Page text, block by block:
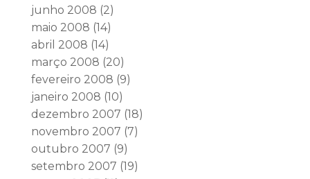
junho 2008 (2)
maio 2008 (14)
abril 2008 (14)
março 2008 (20)
fevereiro 2008 (9)
janeiro 2008 (10)
dezembro 2007 (18)
novembro 2007 (7)
outubro 2007 (9)
setembro 2007 (19)